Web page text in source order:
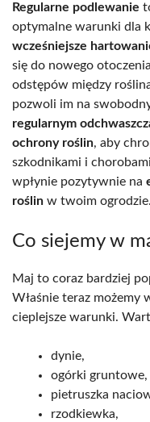
Regularne podlewanie
optymalne warunki dla
wcześniejsze
się do nowego
odstępów między
pozwoli im na
regularnym
ochrony roślin, aby
szkodnikami i
wpłynie pozytywnie na
roślin w twoim ogrodzie.
Co siejemy w
Maj to coraz bardziej
Właśnie teraz możemy
cieplejsze warunki.
dynie,
ogórki gruntowe,
pietruszka
rzodkiewka,